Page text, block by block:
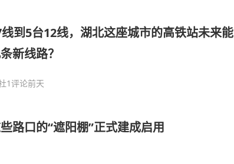
到5台12线，湖北这座城市的高铁站未来能
新线路？
1评论前天
路口的“遮阳棚”正式建成启用